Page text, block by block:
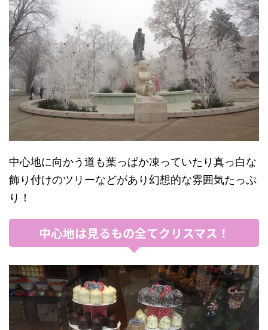
中心地に向かう道も葉っぱか凍っていたり真っ白な
飾り付けのツリーなどがあり幻想的な雰囲気たっぷ
り！
中心地は見るもの全てクリスマス！